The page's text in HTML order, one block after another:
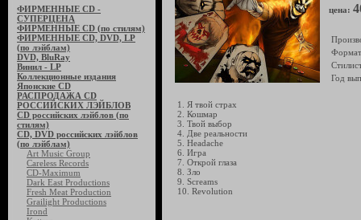
ФИРМЕННЫЕ CD -
СУПЕРЦЕНА
ФИРМЕННЫЕ CD (по стилям)
ФИРМЕННЫЕ CD, DVD, LP
(по лэйблам)
DVD, BluRay
Винил - LP
Коллекционные издания
Японские CD
РАСПРОДАЖА CD
РОССИЙСКИХ ЛЭЙБЛОВ
CD российских лэйблов (по
стилям)
CD, DVD российских лэйблов
(по лэйблам)
Art Music Group
Careless Records
CD-Maximum
Dark East Productions
Fresh Meat Production
Grailight Productions
Irond
цена:
Год
1. Я твой страх
2. Кошмар
3. Твой выбор
4. Две реальности
5. Headache
6. Игра
7. Открой глаза
8. Зло
9. Screams
10. Revolution